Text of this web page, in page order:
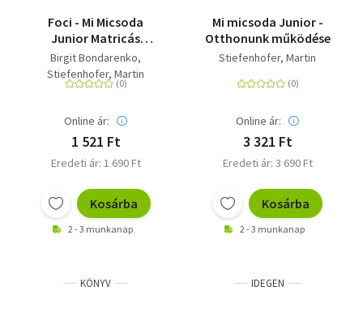
Foci - Mi Micsoda
Junior Matricás
rejtvényfüzet
Birgit Bondarenko
Stiefenhofer, Martin
Online ár:
1 521 Ft
Eredeti ár: 1 690 Ft
Kosárba
2 - 3 munkanap
Mi micsoda Junior -
Otthonunk működése
Stiefenhofer, Martin
Online ár:
3 321 Ft
Eredeti ár: 3 690 Ft
Kosárba
2 - 3 munkanap
KÖNYV IDEGEN